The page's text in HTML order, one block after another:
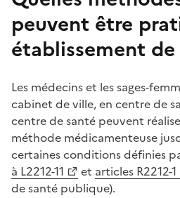
peuvent être
établissement de
Les médecins et les sages-
cabinet de ville, en centre de
centre de santé peuvent
méthode médicamenteuse
certaines conditions définies
à L2212-11
et articles R2212-1
de santé publique).